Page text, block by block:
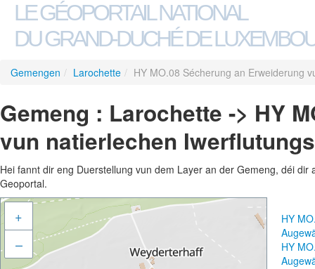
LE GÉOPORTAIL NATIONAL
DU GRAND-DUCHÉ DE
Gemengen / Larochette / HY MO.08 Sécherung an Erweiderung
Gemeng : Larochette -> HY
vun natierlechen
Hei fannt dir eng Duerstellung vun dem Layer an der Gemeng, déi
Geoportal.
+
–
HY
HY